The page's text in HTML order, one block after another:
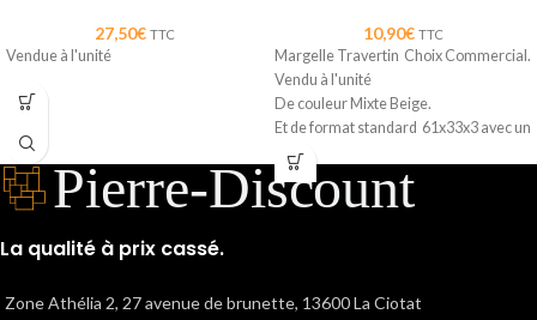
27,50€ TTC
Vendue à l'unité
10,90€ TTC
Margelle Travertin Choix Commercial.
Vendu à l'unité
De couleur Mixte Beige.
Et de format standard 61x33x3 avec un
bord arrondi.
La qualité à prix cassé.
Zone Athélia 2, 27 avenue de brunette, 13600 La Ciotat